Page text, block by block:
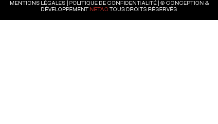
MENTIONS LÉGALES POLITIQUE DE CONFIDENTIALITÉ| © CONCEPTION &
DÉVELOPPEMENT NETAO TOUS DROITS RÉSERVÉS